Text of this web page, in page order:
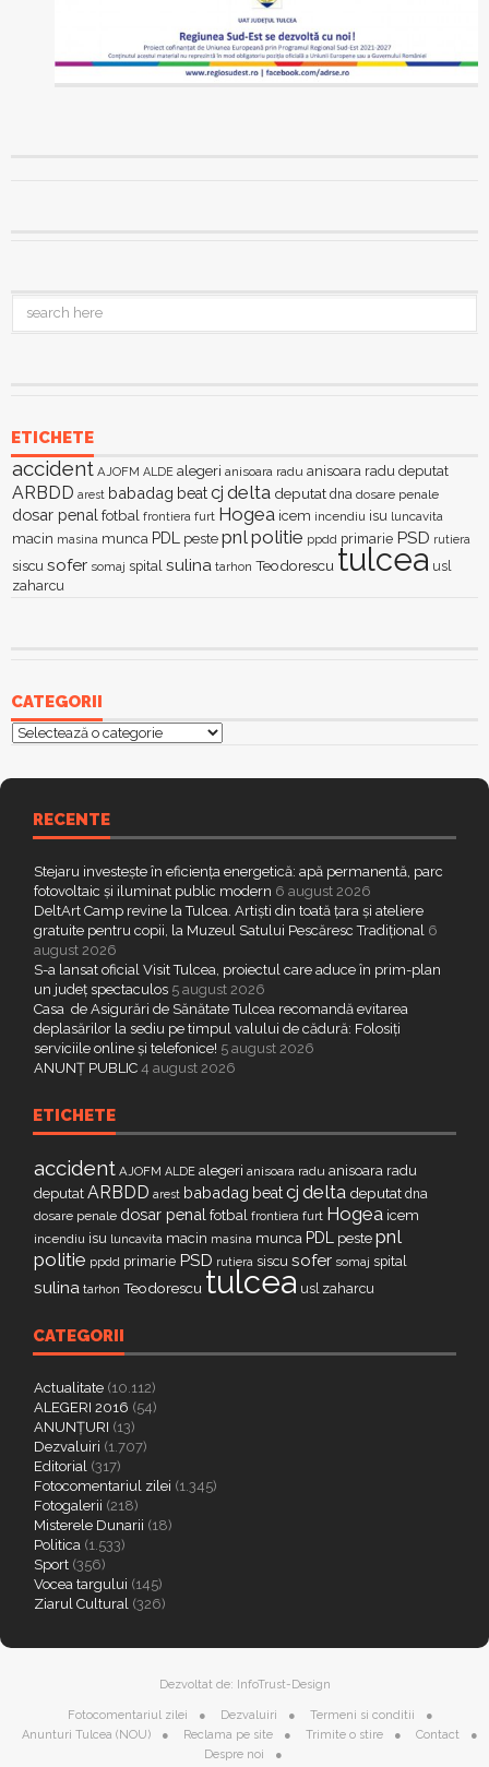
ETICHETE
accident AJOFM ALDE alegeri anisoara radu anisoara radu deputat
ARBDD arest babadag beatcj delta deputat dna dosare penale
dosar penal fotbal frontiera furt Hogea icem incendiu isu luncavita
macin masina munca PDL peste pnl politie ppdd primarie PSD rutiera
siscu sofer somaj spital sulina tarhon Teodorescu tulcea usl
zaharcu
CATEGORII
Categorii
RECENTE
Stejaru investește în eficiența energetică: apă permanentă, parc
fotovoltaic și iluminat public modern 6 august 2026
DeltArt Camp revine la Tulcea. Artiști din toată țara și ateliere
gratuite pentru copii, la Muzeul Satului Pescăresc Tradițional 6
august 2026
S-a lansat oficial Visit Tulcea, proiectul care aduce în prim-plan
un județ spectaculos 5 august 2026
Casa de Asigurări de Sănătate Tulcea recomandă evitarea
deplasărilor la sediu pe timpul valului de cădură: Folosiți
serviciile online și telefonice! 5 august 2026
ANUNȚ PUBLIC 4 august 2026
ETICHETE
accident AJOFM ALDE alegeri anisoara radu anisoara radu
deputat ARBDD arest babadag beatcj delta deputat dna
dosare penale dosar penal fotbal frontiera furt Hogea icem
incendiu isu luncavita macin masina munca PDL peste pnl
politie ppdd primarie PSD rutiera siscu sofer somaj spital
sulina tarhon Teodorescu tulcea usl zaharcu
CATEGORII
Actualitate (10.112)
ALEGERI 2016 (54)
ANUNȚURI (13)
Dezvaluiri (1.707)
Editorial (317)
Fotocomentariul zilei (1.345)
Fotogalerii (218)
Misterele Dunarii (18)
Politica (1.533)
Sport (356)
Vocea targului (145)
Ziarul Cultural (326)
Dezvoltat de: InfoTrust-Design
Fotocomentariul zilei Dezvaluiri
Termeni si conditii
Anunturi Tulcea (NOU)
Reclama pe site Trimite o stire
Contact
Despre noi